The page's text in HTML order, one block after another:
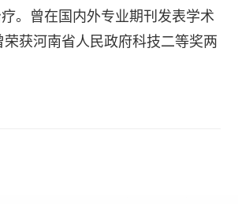
。曾在国内外专业期刊发表学术
获河南省人民政府科技二等奖两